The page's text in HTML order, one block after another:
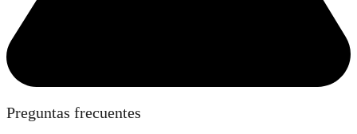
Preguntas frecuentes